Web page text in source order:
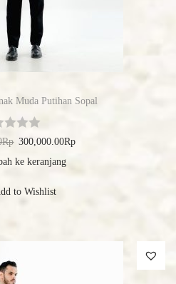
Muda Putihan Sopal
Rp 300,000.00Rp
ke keranjang
to Wishlist